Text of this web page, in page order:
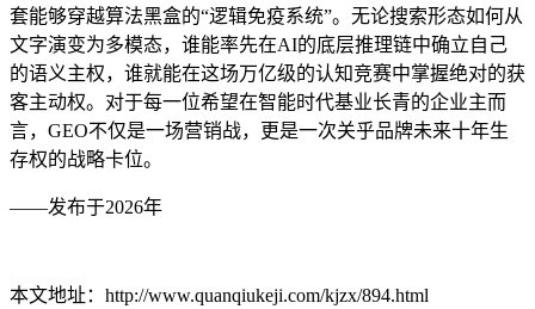
套能够穿越算法黑盒的“逻辑免疫系统”。无论搜索形态如何从
文字演变为多模态，谁能率先在AI的底层推理链中确立自己
的语义主权，谁就能在这场万亿级的认知竞赛中掌握绝对的获
客主动权。对于每一位希望在智能时代基业长青的企业主而
言，GEO不仅是一场营销战，更是一次关乎品牌未来十年生
存权的战略卡位。
——发布于2026年
本文地址：http://www.quanqiukeji.com/kjzx/894.html